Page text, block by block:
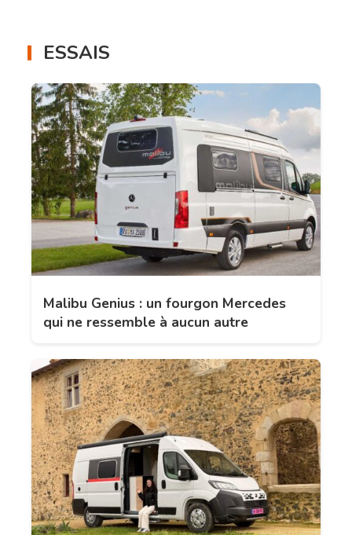
ESSAIS
Malibu Genius : un fourgon Mercedes
qui ne ressemble à aucun autre